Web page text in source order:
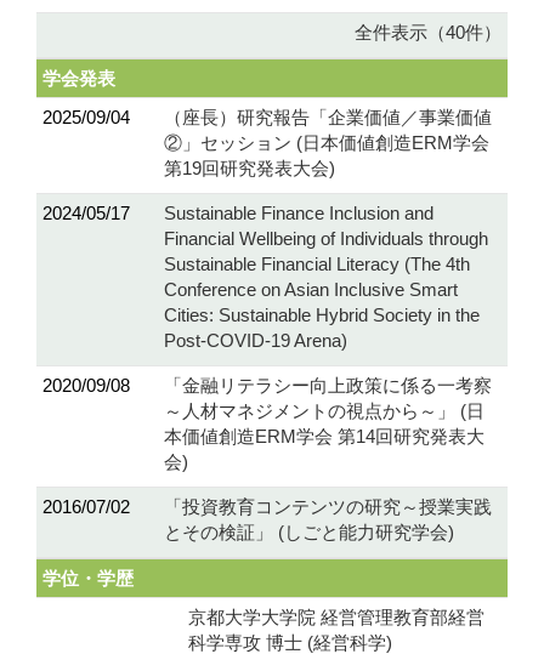
全件表示（40件）
学会発表
2025/09/04
（座長）研究報告「企業価値／事業価値
②」セッション (日本価値創造ERM学会
第19回研究発表大会)
2024/05/17
Sustainable Finance Inclusion and
Financial Wellbeing of Individuals through
Sustainable Financial Literacy (The 4th
Conference on Asian Inclusive Smart
Cities: Sustainable Hybrid Society in the
Post-COVID-19 Arena)
2020/09/08
「金融リテラシー向上政策に係る一考察
～人材マネジメントの視点から～」 (日
本価値創造ERM学会 第14回研究発表大
会)
2016/07/02
「投資教育コンテンツの研究～授業実践
とその検証」 (しごと能力研究学会)
学位・学歴
京都大学大学院 経営管理教育部経営
科学専攻 博士 (経営科学)